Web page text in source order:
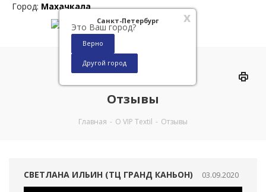
x
Санкт-Петербург
Это Ваш город?
Верно
Другой город
Город: Махачкала
Отзывы
Главная - О VIP Textil - Отзывы
СВЕТЛАНА ИЛЬИН (ТЦ ГРАНД КАНЬОН) 03.09.2020